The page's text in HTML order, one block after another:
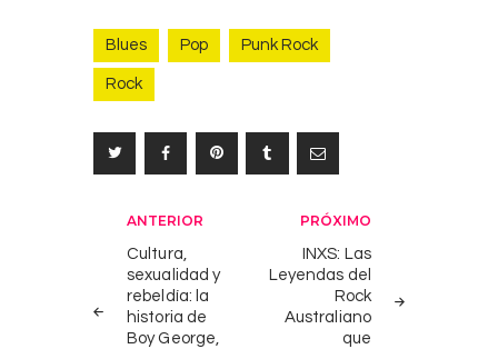
Blues Pop Punk Rock
Rock
Navegación
entradas
ANTERIOR
Cultura,
sexualidad y
rebeldía: la
historia de
Boy George,
PRÓXIMO
INXS: Las
Leyendas del
Rock
Australiano
que